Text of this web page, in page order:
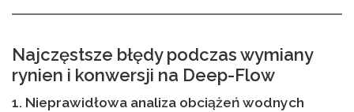
Najczęstsze błędy podczas wymiany
rynien i konwersji na Deep-Flow
1. Nieprawidłowa analiza obciążeń wodnych